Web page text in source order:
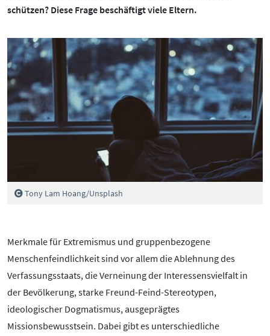
schützen? Diese Frage beschäftigt viele Eltern.
Tony Lam Hoang/Unsplash
Merkmale für Extremismus und gruppenbezogene
Menschenfeindlichkeit sind vor allem die Ablehnung des
Verfassungsstaats, die Verneinung der Interessensvielfalt in
der Bevölkerung, starke Freund-Feind-Stereotypen,
ideologischer Dogmatismus, ausgeprägtes
Missionsbewusstsein. Dabei gibt es unterschiedliche
Datenschutz
Cybergrooming
Cybermobbing
Instagram
Kinderrechte
Konsolen & PC
Lernen & Medien
Medien & Kleinkinder
Messenger
TikTok
WhatsApp
YouTube